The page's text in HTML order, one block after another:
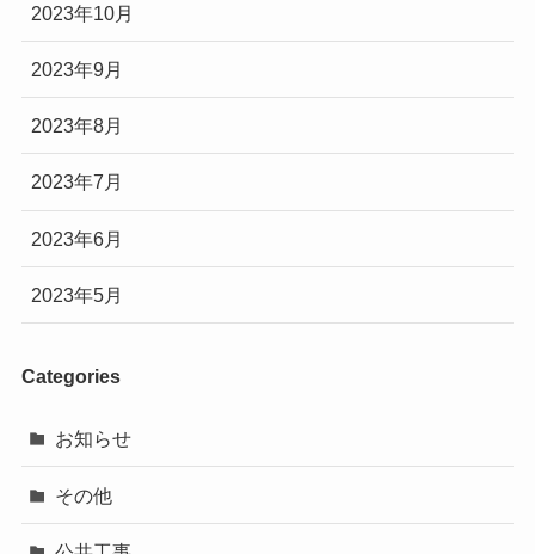
2023年10月
2023年9月
2023年8月
2023年7月
2023年6月
2023年5月
Categories
お知らせ
その他